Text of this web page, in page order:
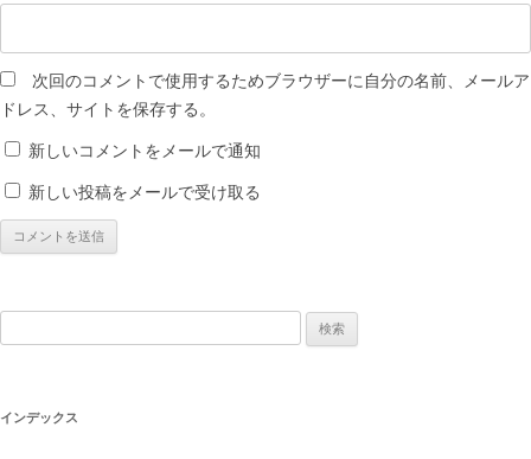
次回のコメントで使用するためブラウザーに自分の名前、メールア
ドレス、サイトを保存する。
新しいコメントをメールで通知
新しい投稿をメールで受け取る
インデックス